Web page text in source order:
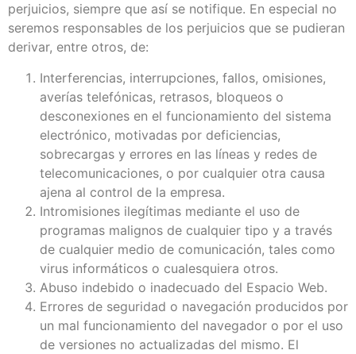
perjuicios, siempre que así se notifique. En especial no
seremos responsables de los perjuicios que se pudieran
derivar, entre otros, de:
Interferencias, interrupciones, fallos, omisiones,
averías telefónicas, retrasos, bloqueos o
desconexiones en el funcionamiento del sistema
electrónico, motivadas por deficiencias,
sobrecargas y errores en las líneas y redes de
telecomunicaciones, o por cualquier otra causa
ajena al control de la empresa.
Intromisiones ilegítimas mediante el uso de
programas malignos de cualquier tipo y a través
de cualquier medio de comunicación, tales como
virus informáticos o cualesquiera otros.
Abuso indebido o inadecuado del Espacio Web.
Errores de seguridad o navegación producidos por
un mal funcionamiento del navegador o por el uso
de versiones no actualizadas del mismo. El